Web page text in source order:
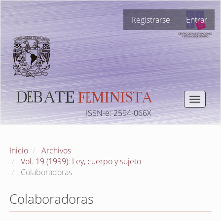
Navegación
principal
Contenido
principal
Barra
lateral
Registrarse Entrar
Toggle
ISSN-e: 2594-066X
Inicio
Archivos
Vol. 19 (1999): Ley, cuerpo y sujeto
Colaboradoras
Colaboradoras